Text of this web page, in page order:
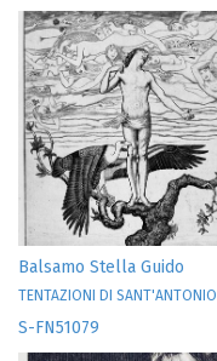
Balsamo Stella Guido
TENTAZIONI DI SANT'ANTONIO
S-FN51079